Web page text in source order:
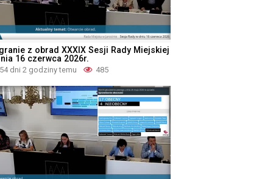
z obrad XXXIX Sesji Rady Miejskiej
16 czerwca 2026r.
54 dni 2 godziny temu 485